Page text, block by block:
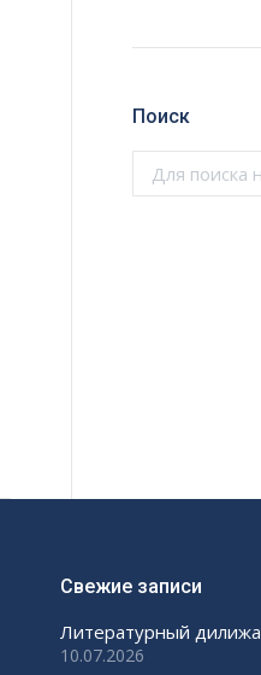
Поиск
Свежие записи
Литературный
10.07.2026